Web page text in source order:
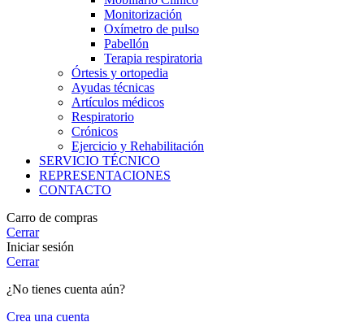
Monitorización
Oxímetro de pulso
Pabellón
Terapia respiratoria
Órtesis y ortopedia
Ayudas técnicas
Artículos médicos
Respiratorio
Crónicos
Ejercicio y Rehabilitación
SERVICIO TÉCNICO
REPRESENTACIONES
CONTACTO
Carro de compras
Cerrar
Iniciar sesión
Cerrar
¿No tienes cuenta aún?
Crea una cuenta